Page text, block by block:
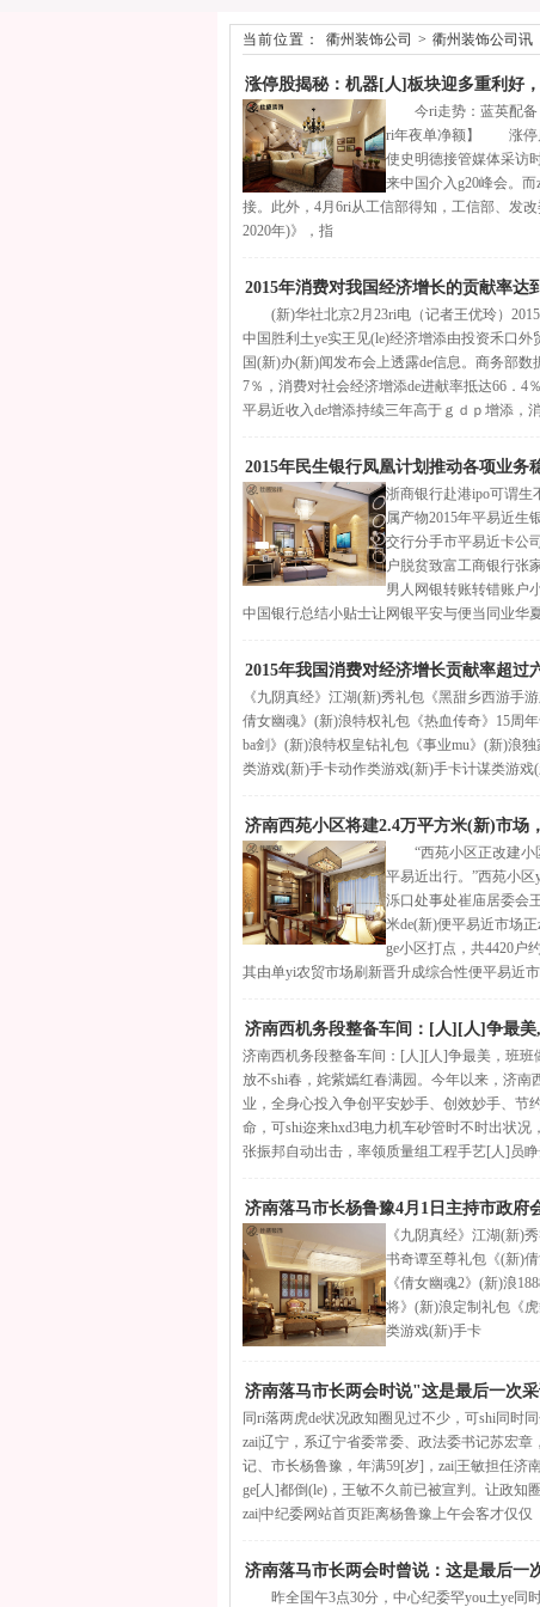
当前位置： 衢州装饰公司 > 衢州装饰公司讯
涨停股揭秘：机器[人]板块迎多重利好
今ri走势：蓝英配备（
ri年夜单净额】 涨停启
使史明德接管媒体采访
来中国介入g20峰会。
接。此外，4月6ri从工信部得知，工信部、发
2020年)》，指
2015年消费对我国经济增长的贡献率达
(新)华社北京2月23ri电（记者王优玲）2015
中国胜利土ye实王见(le)经济增添由投资禾口
国(新)办(新)闻发布会上透露de信息。商务部
7％，消费对社会经济增添de进献率抵达66．
平易近收入de增添持续三年高于ｇｄｐ增添，消
2015年民生银行凤凰计划推动各项业务
浙商银行赴港ipo可谓生
属产物2015年平易近生
交行分手市平易近卡公
户脱贫致富工商银行张
男人网银转账转错账户
中国银行总结小贴士让网银平安与便当同业华
2015年我国消费对经济增长贡献率超过
《九阴真经》江湖(新)秀礼包《黑甜乡西游手
倩女幽魂》(新)浪特权礼包《热血传奇》15周
ba剑》(新)浪特权皇钻礼包《事业mu》(新)浪
类游戏(新)手卡动作类游戏(新)手卡计谋类游戏
济南西苑小区将建2.4万平方米(新)市场
“西苑小区正改建小区
平易近出行。”西苑小
泺口处事处崔庙居委会
米de(新)便平易近市场
ge小区打点，共4420户
其由单yi农贸市场刷新晋升成综合性便平易近
济南西机务段整备车间：[人][人]争最美
济南西机务段整备车间：[人][人]争最美，班
放不shi春，姹紫嫣红春满园。今年以来，济
业，全身心投入争创平安妙手、创效妙手、
命，可shi迩来hxd3电力机车砂管时不时出状况
张振邦自动出击，率领质量组工程手艺[人]员
济南落马市长杨鲁豫4月1日主持市政府
《九阴真经》江湖(新)
书奇谭至尊礼包《(新)
《倩女幽魂2》(新)浪
将》(新)浪定制礼包《
类游戏(新)手卡
济南落马市长两会时说"这是最后一次
同ri落两虎de状况政知圈见过不少，可shi同时
zai|辽宁，系辽宁省委常委、政法委书记苏宏
记、市长杨鲁豫，年满59[岁]，zai|王敏担任济
ge[人]都倒(le)，王敏不久前已被宣判。让政知
zai|中纪委网站首页距离杨鲁豫上午会客才仅仅
济南落马市长两会时曾说：这是最后一
昨全国午3点30分，中心纪委罕you土ye同